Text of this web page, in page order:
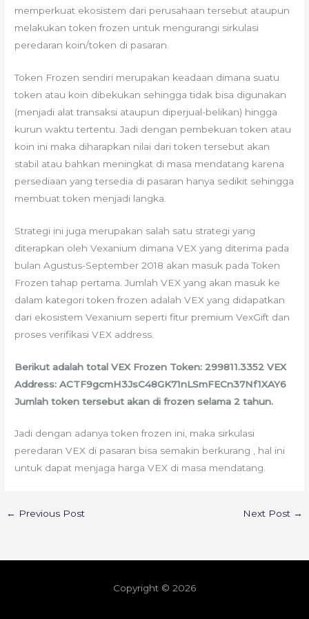
memperkuat ekosistem dari perusahaan tersebut ataupun
melakukan token frozen untuk mengurangi sirkulasi
peredaran koin/token di pasaran.
Token Frozen sendiri merupakan keadaan dimana suatu
token atau koin dibekukan sehingga tidak bisa digunakan
(menjadi alat transaksi ataupun diperjual-belikan) hingga
kurun waktu tertentu. Jadi dengan pembekuan token atau
koin ini maka diharapkan nilai dari token tersebut akan
stabil atau bahkan meningkat di masa mendatang karena
persediaan yang tersedia di pasaran hanya sedikit sehingga
membuat token menjadi langka.
Strategi ini juga merupakan salah satu strategi yang
diterapkan oleh Vexanium dimana VEX yang diterima pada
bulan Agustus-September 2018 akan masuk pada Token
Frozen tahap pertama. Jumlah VEX yang akan masuk ke
dalam kategori token frozen adalah VEX yang didapatkan
dari ekosistem Vexanium seperti fitur premium VexGift dan
proses verifikasi VEX address.
Berikut adalah total VEX Frozen Token: 299811.3352 VEX
Address: ACTF9gcmH3JsC48GK71nLSmFECn37Nf1XAY6
Jumlah token tersebut akan di frozen selama 2 tahun.
Jadi dengan adanya token frozen ini, maka sirkulasi
peredaran VEX di pasaran bisa semakin berkurang , hal ini
untuk dapat menjaga harga VEX di masa mendatang.
← Previous Post Next Post →
Copyright © 2026